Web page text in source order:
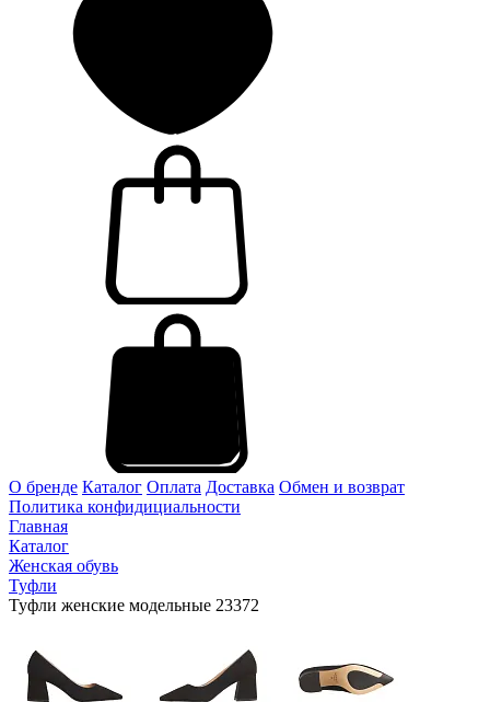
О бренде Каталог Оплата Доставка Обмен и возврат
Политика конфидициальности
Главная
Каталог
Женская обувь
Туфли
Туфли женские модельные 23372